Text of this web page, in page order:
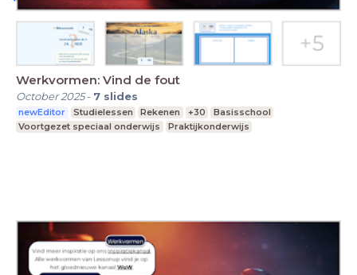
Werkvormen: Vind de fout
October 2025- 7 slides
newEditor Studielessen Rekenen +30
Basisschool
Voortgezet speciaal onderwijs
Praktijkonderwijs